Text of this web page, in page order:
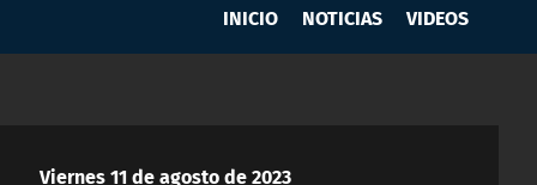
INICIO NOTICIAS VIDEOS
Viernes 11 de agosto de 2023